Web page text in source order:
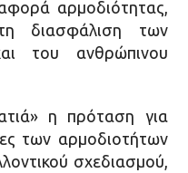
αρμοδιότητας,
διασφάλιση των
του ανθρώπινου
η πρόταση για
των αρμοδιοτήτων
σχεδιασμού,